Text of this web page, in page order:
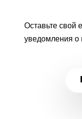
Оставьте свой
уведомления о